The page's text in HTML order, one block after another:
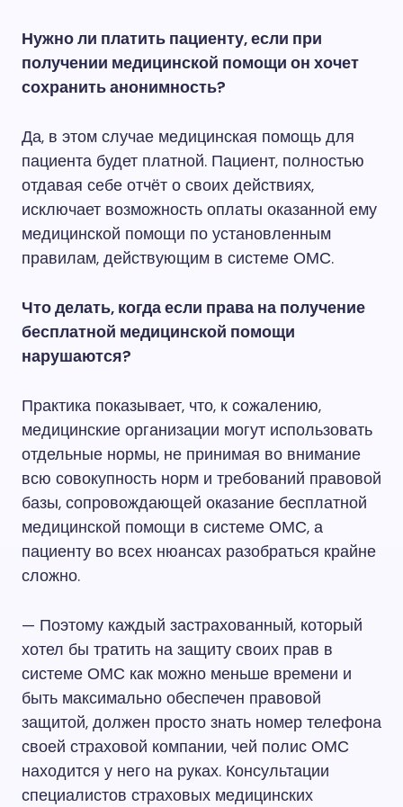
Нужно ли платить пациенту, если при
получении медицинской помощи он хочет
сохранить анонимность?
Да, в этом случае медицинская помощь для
пациента будет платной. Пациент, полностью
отдавая себе отчёт о своих действиях,
исключает возможность оплаты оказанной ему
медицинской помощи по установленным
правилам, действующим в системе ОМС.
Что делать, когда если права на получение
бесплатной медицинской помощи
нарушаются?
Практика показывает, что, к сожалению,
медицинские организации могут использовать
отдельные нормы, не принимая во внимание
всю совокупность норм и требований правовой
базы, сопровождающей оказание бесплатной
медицинской помощи в системе ОМС, а
пациенту во всех нюансах разобраться крайне
сложно.
— Поэтому каждый застрахованный, который
хотел бы тратить на защиту своих прав в
системе ОМС как можно меньше времени и
быть максимально обеспечен правовой
защитой, должен просто знать номер телефона
своей страховой компании, чей полис ОМС
находится у него на руках. Консультации
специалистов страховых медицинских